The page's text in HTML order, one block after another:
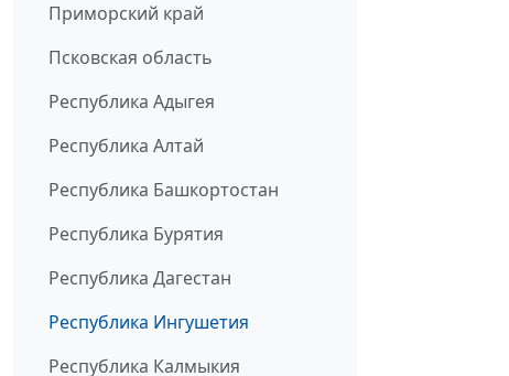
Приморский край
Псковская область
Республика Адыгея
Республика Алтай
Республика Башкортостан
Республика Бурятия
Республика Дагестан
Республика Ингушетия
Республика Калмыкия